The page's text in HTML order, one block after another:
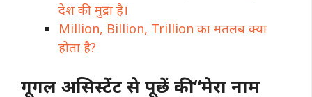
देश की मुद्रा है।
Million, Billion, Trillion का मतलब क्या
होता है?
गूगल असिस्टेंट से पूछें की “मेरा नाम